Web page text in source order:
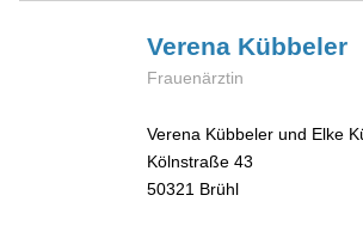
Verena Kübbeler
Frauenärztin
Verena Kübbeler und Elke
Kölnstraße 43
50321 Brühl